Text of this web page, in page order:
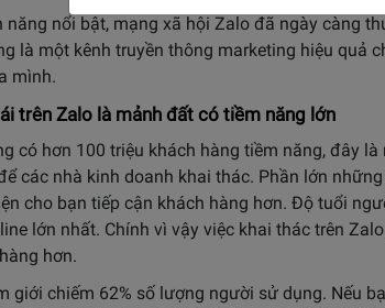
năng nổi bật, mạng xã hội Zalo đã ngày càng
là một kênh truyền thông marketing hiệu quả
mình.
trên Zalo là mảnh đất có tiềm năng lớn
có hơn 100 triệu khách hàng tiềm năng, đây
các nhà kinh doanh khai thác. Phần lớn
cho bạn tiếp cận khách hàng hơn. Độ tuổi
lớn nhất. Chính vì vậy việc khai thác trên
hơn.
giới chiếm 62% số lượng người sử dụng. Nếu